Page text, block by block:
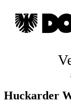
Huckarder